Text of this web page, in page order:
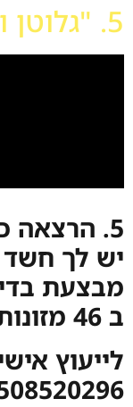
5. "גלוטן והמאה ה– 21 "
5. הרצאה
יש לך חשד
מבצעת
ב 46 מזונות.
לייעוץ